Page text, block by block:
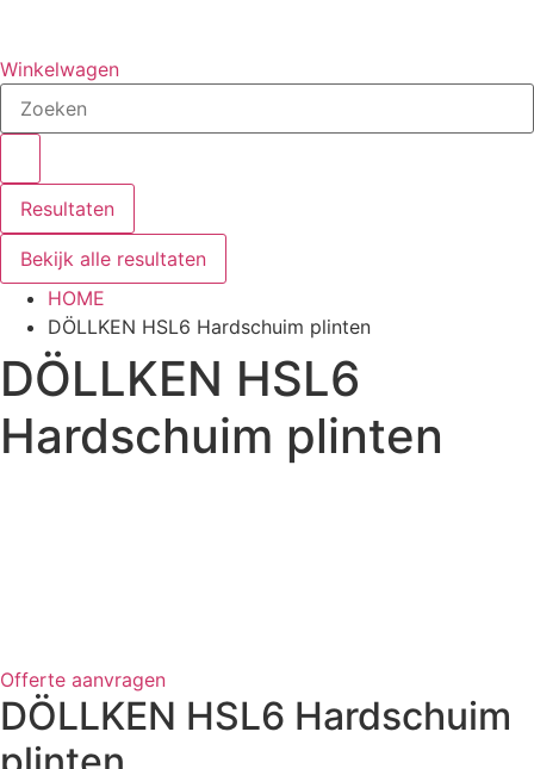
Winkelwagen
Search
Resultaten
Bekijk alle resultaten
HOME
DÖLLKEN HSL6 Hardschuim plinten
DÖLLKEN HSL6
Hardschuim plinten
Offerte aanvragen
DÖLLKEN HSL6 Hardschuim